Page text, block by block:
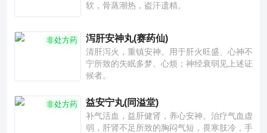
软，骨蒸潮热，盗汗遗精。
非处方药 泻肝安神丸(赛药仙)
清肝泻火，重镇安神。用于肝火旺盛、心神不
宁所致的失眠多梦、心烦；神经衰弱见上述证
候者。
非处方药 益安宁丸(同溢堂)
补气活血，益肝健肾，养心安神。治疗气血虚
弱，肝肾不足所致的胸闷气短，畏寒肢冷，手